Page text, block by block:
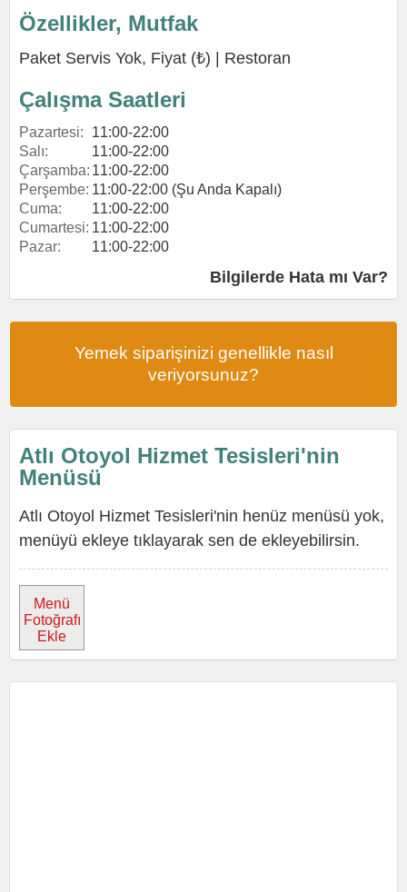
Özellikler, Mutfak
Paket Servis Yok, Fiyat (₺) | Restoran
Çalışma Saatleri
Pazartesi:
11:00-22:00
Salı:
11:00-22:00
Çarşamba: 11:00-22:00
Perşembe: 11:00-22:00 (Şu Anda Kapalı)
Cuma:
11:00-22:00
Cumartesi: 11:00-22:00
Pazar:
11:00-22:00
Bilgilerde Hata mı Var?
Yemek siparişinizi genellikle nasıl
veriyorsunuz?
Atlı Otoyol Hizmet Tesisleri'nin
Menüsü
Atlı Otoyol Hizmet Tesisleri'nin henüz menüsü yok,
menüyü ekleye tıklayarak sen de ekleyebilirsin.
Menü
Fotoğrafı
Ekle